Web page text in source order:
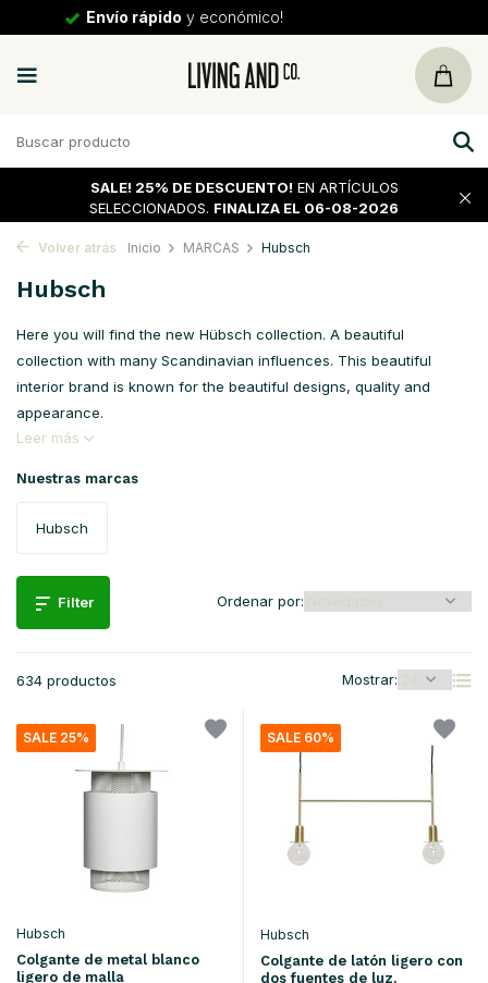
30 díasde vuelta
SALE! 25% DE DESCUENTO! EN ARTÍCULOS
SELECCIONADOS. FINALIZA EL 06-08-2026
Volver atrás Inicio MARCAS Hubsch
Hubsch
Here you will find the new Hübsch collection. A beautiful
collection with many Scandinavian influences. This beautiful
interior brand is known for the beautiful designs, quality and
appearance.
Leer más
Nuestras marcas
Hubsch
Filter
634 productos Mostrar:
Ordenar por:
SALE 25%
Hubsch
Colgante de metal blanco
ligero de malla
SALE 60%
Hubsch
Colgante de latón ligero con
dos fuentes de luz.